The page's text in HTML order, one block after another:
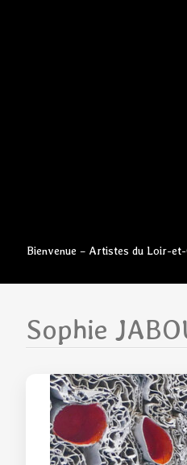
Aller
contenu
Bienvenue – Artistes du Loir-
Sophie